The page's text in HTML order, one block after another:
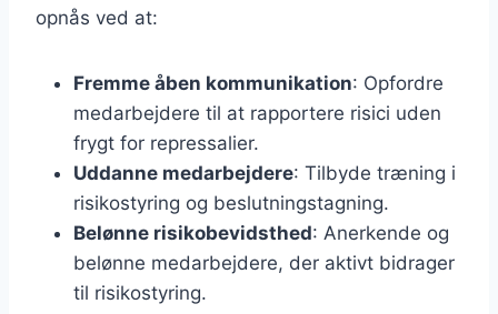
opnås ved at:
Fremme åben kommunikation: Opfordre
medarbejdere til at rapportere risici uden
frygt for repressalier.
Uddanne medarbejdere: Tilbyde træning i
risikostyring og beslutningstagning.
Belønne risikobevidsthed: Anerkende og
belønne medarbejdere, der aktivt bidrager
til risikostyring.